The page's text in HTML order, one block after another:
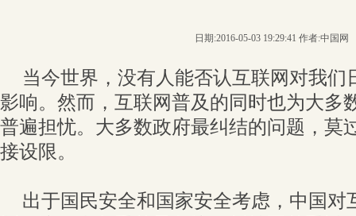
日期:2016-05-03 19:29:41 作者:中国网
当今世界，没有人能否认互联网对我们
影响。然而，互联网普及的同时也为大多
普遍担忧。大多数政府最纠结的问题，莫
接设限。
出于国民安全和国家安全考虑，中国对